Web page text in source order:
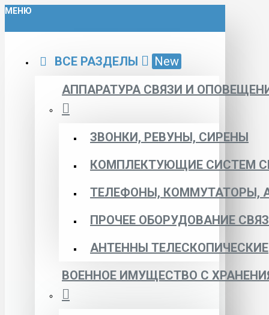
МЕНЮ
ВСЕ РАЗДЕЛЫ
New
АППАРАТУРА СВЯЗИ И
ЗВОНКИ, РЕВУНЫ, СИРЕНЫ
КОМПЛЕКТУЮЩИЕ СИСТЕМ
ТЕЛЕФОНЫ, КОММУТАТОРЫ,
ПРОЧЕЕ ОБОРУДОВАНИЕ
АНТЕННЫ ТЕЛЕСКОПИЧЕСКИЕ
ВОЕННОЕ ИМУЩЕСТВО С